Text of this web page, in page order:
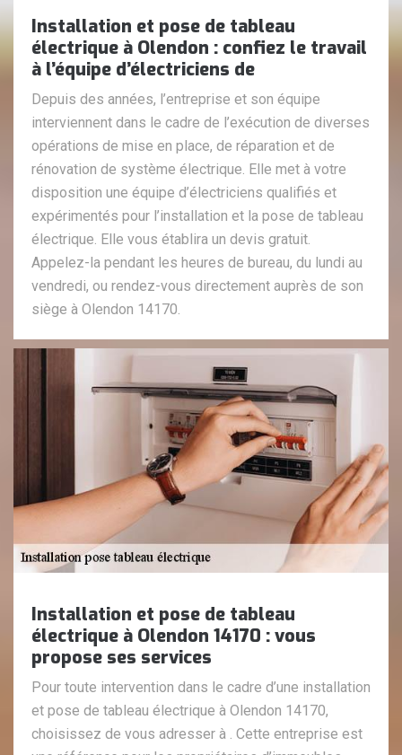
Installation et pose de tableau
électrique à Olendon : confiez le travail
à l’équipe d’électriciens de
Depuis des années, l’entreprise et son équipe
interviennent dans le cadre de l’exécution de diverses
opérations de mise en place, de réparation et de
rénovation de système électrique. Elle met à votre
disposition une équipe d’électriciens qualifiés et
expérimentés pour l’installation et la pose de tableau
électrique. Elle vous établira un devis gratuit.
Appelez-la pendant les heures de bureau, du lundi au
vendredi, ou rendez-vous directement auprès de son
siège à Olendon 14170.
Installation et pose de tableau
électrique à Olendon 14170 : vous
propose ses services
Pour toute intervention dans le cadre d’une installation
et pose de tableau électrique à Olendon 14170,
choisissez de vous adresser à . Cette entreprise est